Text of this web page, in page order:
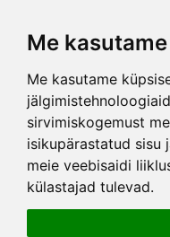
Me
Me kasutame
sirvimiskogemust
isikupärastatud sisu
meie veebisaidi
külastajad tulevad.